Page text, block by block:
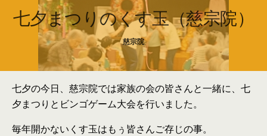
七夕まつりのくす玉（慈宗院）
慈宗院
七夕の今日、慈宗院では家族の会の皆さんと一緒に、七
夕まつりとビンゴゲーム大会を行いました。
毎年開かないくす玉はもぅ皆さんご存じの事。